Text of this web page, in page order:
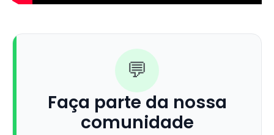
💬
Faça parte da nossa
comunidade